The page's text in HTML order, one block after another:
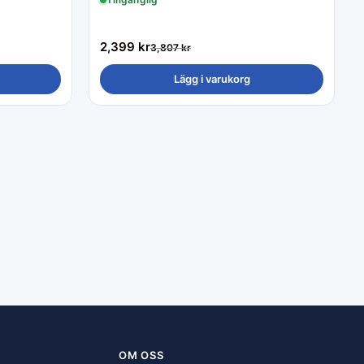
2,399 kr3,807kr
Lägg i varukorg
OM OSS